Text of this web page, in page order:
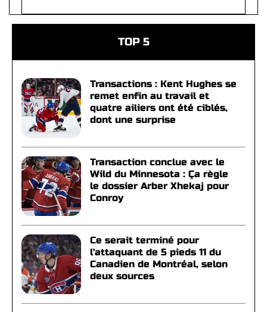
TOP 5
Transactions : Kent Hughes se
remet enfin au travail et
quatre ailiers ont été ciblés,
dont une surprise
Transaction conclue avec le
Wild du Minnesota : Ça règle
le dossier Arber Xhekaj pour
Conroy
Ce serait terminé pour
l'attaquant de 5 pieds 11 du
Canadien de Montréal, selon
deux sources